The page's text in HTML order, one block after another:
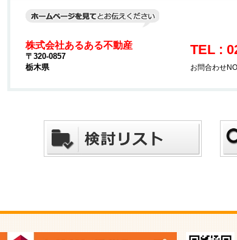
株式会社あるある不動産
〒320-0857
栃木県
TEL :
お問合わせNO